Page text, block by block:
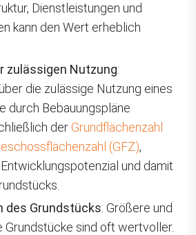
Dienstleistungen und
kann den Wert erheblich
zulässigen Nutzung:
die zulässige Nutzung eines
durch Bebauungspläne
der Grundflächenzahl
(GFZ),
und damit
des Grundstücks: Größere und
Grundstücke sind oft wertvoller.